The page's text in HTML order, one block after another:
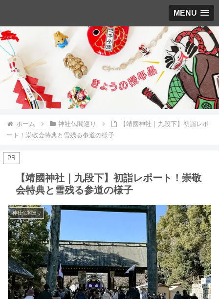
MENU
ホーム 神社仏閣巡り
【靖國神社｜九段下】初詣レポ
ート！崇敬会特典と雪残る参道の様子
PR
【靖國神社｜九段下】初詣レポート！崇敬
会特典と雪残る参道の様子
神社仏閣巡り